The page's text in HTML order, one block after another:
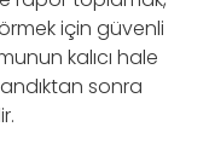
için güvenli
kalıcı hale
sonra